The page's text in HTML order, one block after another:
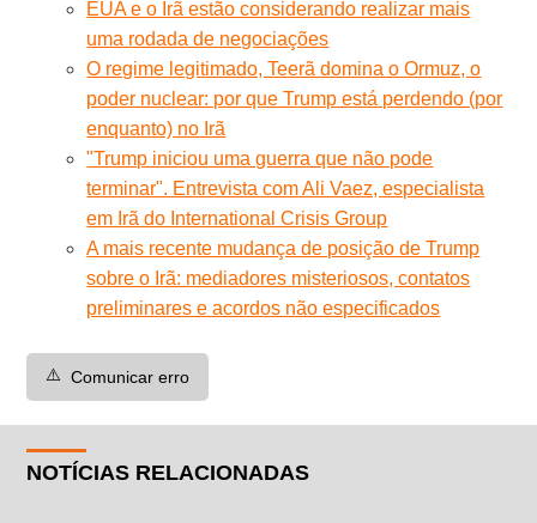
EUA e o Irã estão considerando realizar mais
uma rodada de negociações
O regime legitimado, Teerã domina o Ormuz, o
poder nuclear: por que Trump está perdendo (por
enquanto) no Irã
"Trump iniciou uma guerra que não pode
terminar". Entrevista com Ali Vaez, especialista
em Irã do International Crisis Group
A mais recente mudança de posição de Trump
sobre o Irã: mediadores misteriosos, contatos
preliminares e acordos não especificados
⚠️ Comunicar erro
NOTÍCIAS RELACIONADAS